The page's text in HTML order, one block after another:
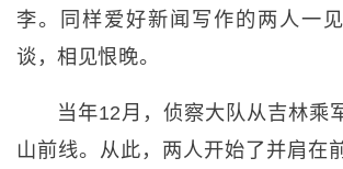
李。同样爱好新闻写作的两人一
谈，相见恨晚。
当年12月，侦察大队从吉林乘
山前线。从此，两人开始了并肩在